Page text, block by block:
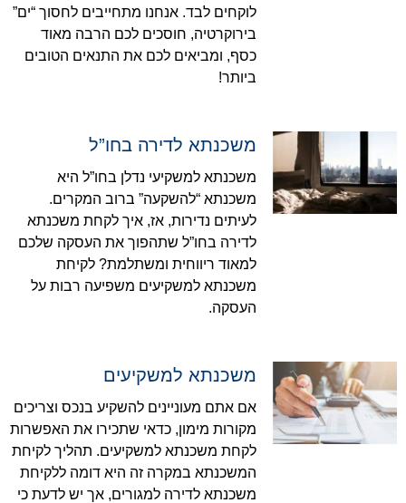
לוקחים לבד. אנחנו מתחייבים לחסוך “ים”
בירוקרטיה, חוסכים לכם הרבה מאוד
כסף, ומביאים לכם את התנאים הטובים
ביותר!
משכנתא לדירה בחו”ל
משכנתא למשקיעי נדלן בחו”ל היא
משכנתא “להשקעה” ברוב המקרים.
לעיתים נדירות, אז, איך לקחת משכנתא
לדירה בחו”ל שתהפוך את העסקה שלכם
למאוד ריווחית ומשתלמת? לקיחת
משכנתא למשקיעים משפיעה רבות על
העסקה.
משכנתא למשקיעים
אם אתם מעוניינים להשקיע בנכס וצריכים
מקורות מימון, כדאי שתכירו את האפשרות
לקחת משכנתא למשקיעים. תהליך לקיחת
המשכנתא במקרה זה היא דומה ללקיחת
משכנתא לדירה למגורים, אך יש לדעת כי